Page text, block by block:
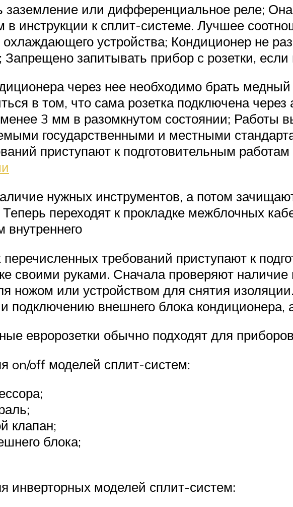
заземление или дифференциальное реле;
в инструкции к сплит-системе. Лучшее
устройства; Кондиционер не
запитывать прибор с розетки,
через нее необходимо брать
в том, что сама розетка подключена
3 мм в разомкнутом состоянии; Работы
государственными и местными
приступают к подготовительным
нужных инструментов, а потом
переходят к прокладке межблочных
внутреннего
требований приступают к
своими руками. Сначала проверяют
ножом или устройством для снятия
подключению внешнего блока кондиционера,
евророзетки обычно подходят для
on/off моделей сплит-систем:
клапан;
блока;
инверторных моделей сплит-систем: